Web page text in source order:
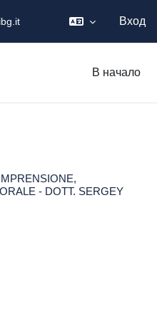
Вход
В начало
- DOTT. SERGEY